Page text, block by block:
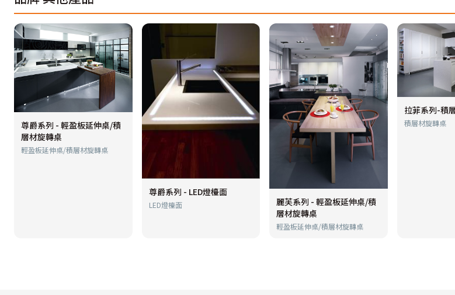
尊爵系列 - 輕盈板延伸桌/積
層材旋轉桌
輕盈板延伸桌/積層材旋轉桌
尊爵系列 - LED燈檯面
LED燈檯面
麗芙系列 - 輕盈板延伸桌/積
層材旋轉桌
輕盈板延伸桌/積層材旋轉桌
拉菲系列-積
積層材旋轉桌